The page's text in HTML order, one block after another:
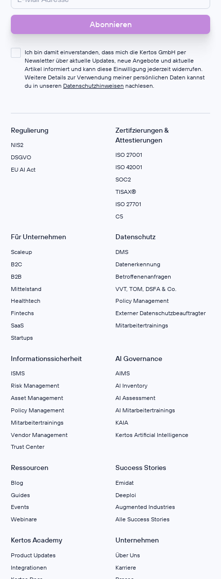
Ich bin damit einverstanden, dass mich die Kertos GmbH per
Newsletter über aktuelle Updates, neue Angebote und aktuelle
Artikel informiert und kann diese Einwilligung jederzeit widerrufen.
Weitere Details zur Verwendung meiner persönlichen Daten kannst
du in unseren Datenschutzhinweisen nachlesen.
Regulierung
NIS2
DSGVO
EU AI Act
Zertifzierungen &
Attestierungen
ISO 27001
ISO 42001
SOC2
TISAX®
ISO 27701
C5
Für Unternehmen
Scaleup
B2C
B2B
Mittelstand
Healthtech
Fintechs
SaaS
Startups
Datenschutz
DMS
Datenerkennung
Betroffenenanfragen
VVT, TOM, DSFA & Co.
Policy Management
Externer Datenschutzbeauftragter
Mitarbeitertrainings
Informationssicherheit
ISMS
Risk Management
Asset Management
Policy Management
Mitarbeitertrainings
Vendor Management
Trust Center
AI Governance
AIMS
Al Inventory
AI Assessment
AI Mitarbeitertrainings
KAIA
Kertos Artificial Intelligence
Ressourcen
Blog
Guides
Events
Webinare
Success Stories
Emidat
Deeploi
Augmented Industries
Alle Success Stories
Kertos Academy
Product Updates
Integrationen
Unternehmen
Über Uns
Karriere